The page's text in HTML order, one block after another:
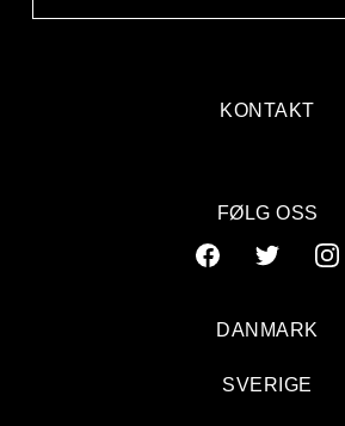
KONTAKT
FØLG OSS
DANMARK
SVERIGE